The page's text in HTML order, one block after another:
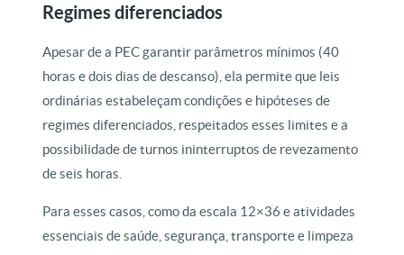
Regimes diferenciados
Apesar de a PEC garantir parâmetros mínimos (40
horas e dois dias de descanso), ela permite que leis
ordinárias estabeleçam condições e hipóteses de
regimes diferenciados, respeitados esses limites e a
possibilidade de turnos ininterruptos de revezamento
de seis horas.
Para esses casos, como da escala 12×36 e atividades
essenciais de saúde, segurança, transporte e limpeza